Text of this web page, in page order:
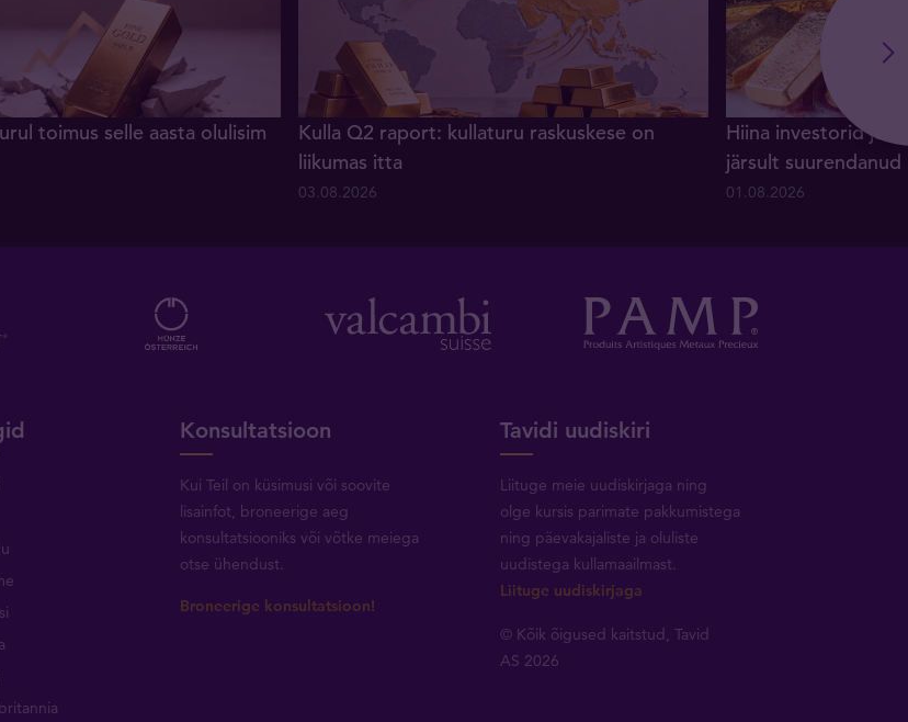
toimus selle aasta olulisim
Kulla Q2 raport: kullaturu raskuskese on
liikumas itta
03.08.2026
Hiina investorid ja
järsult suurendanud
01.08.2026
Konsultatsioon
Kui Teil on küsimusi või soovite
lisainfot, broneerige aeg
konsultatsiooniks või võtke meiega
otse ühendust.
Broneerige konsultatsioon!
Tavidi uudiskiri
Liituge meie uudiskirjaga ning
olge kursis parimate pakkumistega
ning päevakajaliste ja oluliste
uudistega kullamaailmast.
Liituge uudiskirjaga
© Kõik õigused kaitstud, Tavid
AS 2026